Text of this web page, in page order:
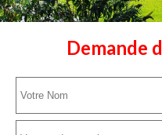
Demande